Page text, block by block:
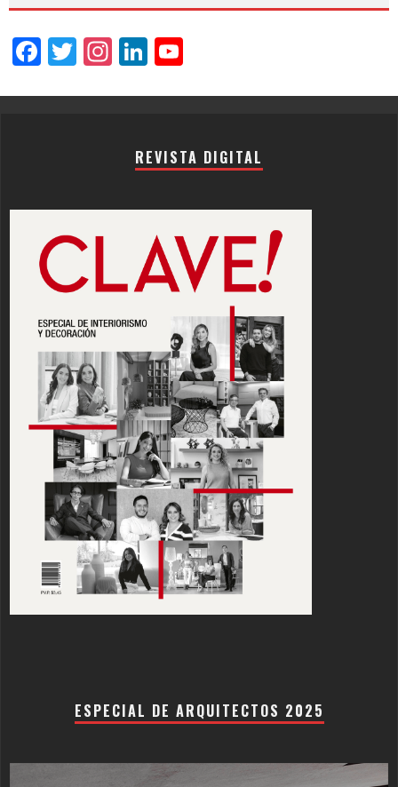
Facebook
Twitter
Instagram
LinkedIn
REVISTA DIGITAL
ESPECIAL DE ARQUITECTOS 2025